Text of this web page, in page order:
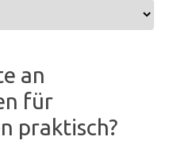
an
für
praktisch?